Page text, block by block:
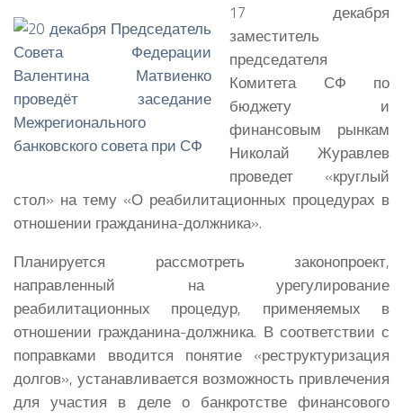
17 декабря
заместитель
председателя
Комитета СФ по
бюджету и
финансовым рынкам
Николай Журавлев
проведет «круглый
стол» на тему «О реабилитационных процедурах в
отношении гражданина-должника».
Планируется рассмотреть законопроект,
направленный на урегулирование
реабилитационных процедур, применяемых в
отношении гражданина-должника. В соответствии с
поправками вводится понятие «реструктуризация
долгов», устанавливается возможность привлечения
для участия в деле о банкротстве финансового